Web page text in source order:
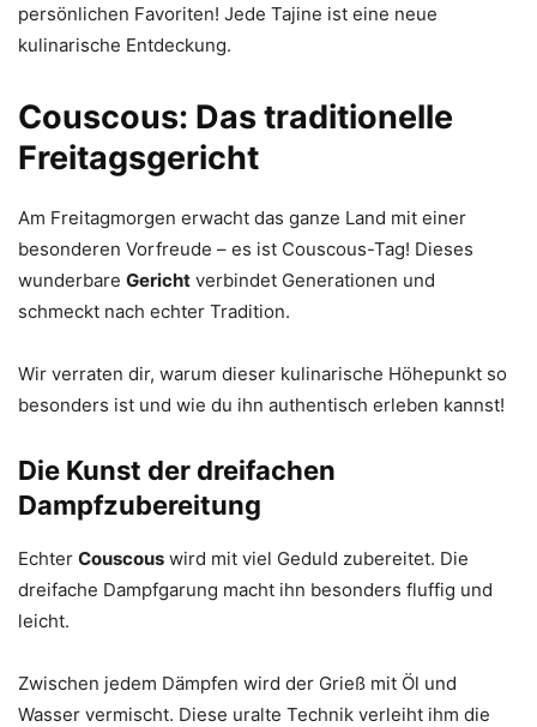
persönlichen Favoriten! Jede Tajine ist eine neue
kulinarische Entdeckung.
Couscous: Das traditionelle
Freitagsgericht
Am Freitagmorgen erwacht das ganze Land mit einer
besonderen Vorfreude – es ist Couscous-Tag! Dieses
wunderbare Gericht verbindet Generationen und
schmeckt nach echter Tradition.
Wir verraten dir, warum dieser kulinarische Höhepunkt so
besonders ist und wie du ihn authentisch erleben kannst!
Die Kunst der dreifachen
Dampfzubereitung
Echter Couscous wird mit viel Geduld zubereitet. Die
dreifache Dampfgarung macht ihn besonders fluffig und
leicht.
Zwischen jedem Dämpfen wird der Grieß mit Öl und
Wasser vermischt. Diese uralte Technik verleiht ihm die